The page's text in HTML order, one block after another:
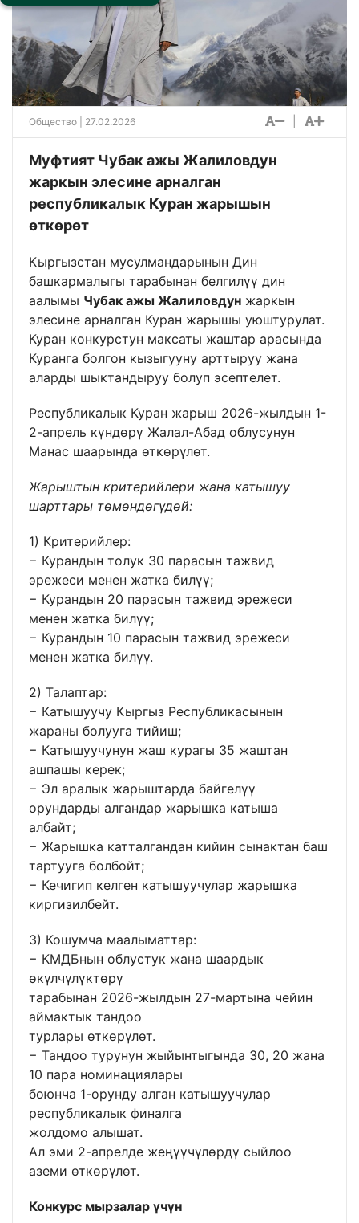
Общество | 27.02.2026
Муфтият Чубак ажы Жалиловдун
жаркын элесине арналган
республикалык Куран жарышын
өткөрөт
Кыргызстан мусулмандарынын Дин
башкармалыгы тарабынан белгилүү дин
аалымы Чубак ажы Жалиловдун жаркын
элесине арналган Куран жарышы уюштурулат.
Куран конкурстун максаты жаштар арасында
Куранга болгон кызыгууну арттыруу жана
аларды шыктандыруу болуп эсептелет.
Республикалык Куран жарыш 2026-жылдын 1-
2-апрель күндөрү Жалал-Абад облусунун
Манас шаарында өткөрүлөт.
Жарыштын критерийлери жана катышуу
шарттары төмөндөгүдөй:
1) Критерийлер:
− Курандын толук 30 парасын тажвид
эрежеси менен жатка билүү;
− Курандын 20 парасын тажвид эрежеси
менен жатка билүү;
− Курандын 10 парасын тажвид эрежеси
менен жатка билүү.
2) Талаптар:
− Катышуучу Кыргыз Республикасынын
жараны болууга тийиш;
− Катышуучунун жаш курагы 35 жаштан
ашпашы керек;
− Эл аралык жарыштарда байгелүү
орундарды алгандар жарышка катыша
албайт;
− Жарышка катталгандан кийин сынактан баш
тартууга болбойт;
− Кечигип келген катышуучулар жарышка
киргизилбейт.
3) Кошумча маалыматтар:
− КМДБнын облустук жана шаардык
өкүлчүлүктөрү
тарабынан 2026-жылдын 27-мартына чейин
аймактык тандоо
турлары өткөрүлөт.
− Тандоо турунун жыйынтыгында 30, 20 жана
10 пара номинациялары
боюнча 1-орунду алган катышуучулар
республикалык финалга
жолдомо алышат.
Ал эми 2-апрелде жеңүүчүлөрдү сыйлоо
аземи өткөрүлөт.
Конкурс мырзалар үчүн